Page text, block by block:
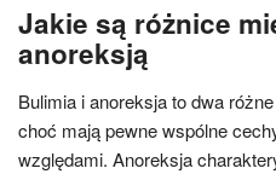
Jakie są różnice
anoreksją
Bulimia i anoreksja to dwa
choć mają pewne wspólne
względami. Anoreksja